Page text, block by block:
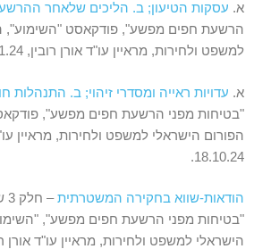
א. עסקות הטיעון; ב. הליכים שלאחר
הרשעת חפים מפשע", פודקאסט "השימוע",
למשפט ולחירות, מראיין עו"ד אורן רובין, 3.11.24.
א. עדויות ראייה ומסדרי זיהוי; ב. התנהלות
"בטיחות מפני הרשעת חפים מפשע",
הפורום הישראלי למשפט ולחירות, מראיין
18.10.24.
הודאות-שווא בחקירה המשטרתית
"בטיחות מפני הרשעת חפים מפשע",
הישראלי למשפט ולחירות, מראיין עו"ד אורן רובין,